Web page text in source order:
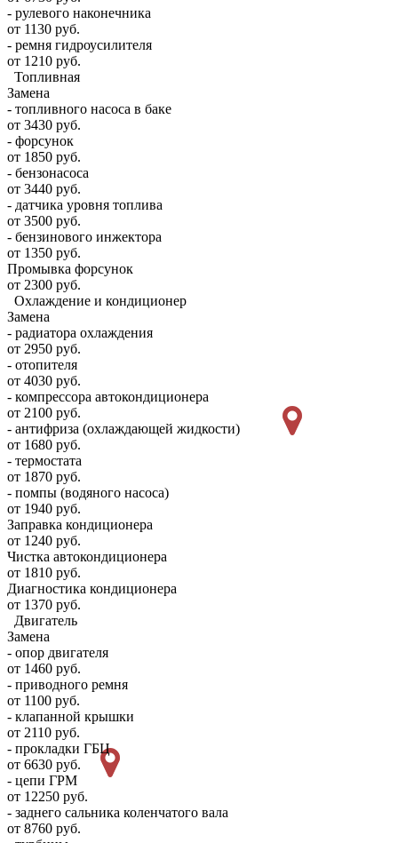
- рулевого наконечника
от 1130 руб.
- ремня гидроусилителя
от 1210 руб.
Топливная
Замена
- топливного насоса в баке
от 3430 руб.
- форсунок
от 1850 руб.
- бензонасоса
от 3440 руб.
- датчика уровня топлива
от 3500 руб.
- бензинового инжектора
от 1350 руб.
Промывка форсунок
от 2300 руб.
Охлаждение и кондиционер
Замена
- радиатора охлаждения
от 2950 руб.
- отопителя
от 4030 руб.
- компрессора автокондиционера
от 2100 руб.
- антифриза (охлаждающей жидкости)
от 1680 руб.
- термостата
от 1870 руб.
- помпы (водяного насоса)
от 1940 руб.
Заправка кондиционера
от 1240 руб.
Чистка автокондиционера
от 1810 руб.
Диагностика кондиционера
от 1370 руб.
Двигатель
Замена
- опор двигателя
от 1460 руб.
- приводного ремня
от 1100 руб.
- клапанной крышки
от 2110 руб.
- прокладки ГБЦ
от 6630 руб.
- цепи ГРМ
от 12250 руб.
- заднего сальника коленчатого вала
от 8760 руб.